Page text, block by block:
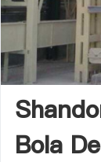
Bola